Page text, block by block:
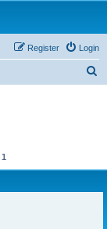
Login
Register
1